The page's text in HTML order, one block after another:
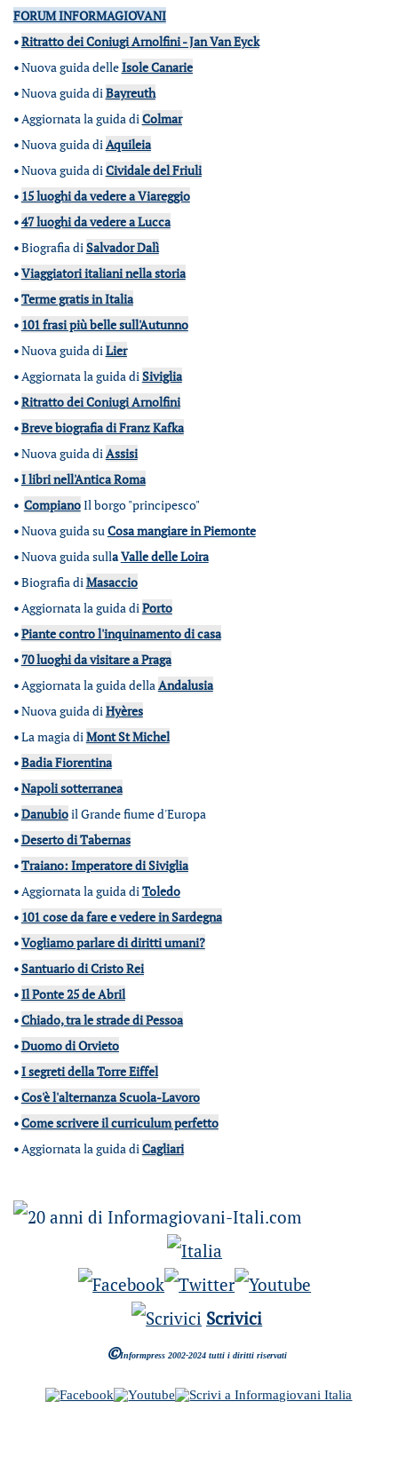
FORUM INFORMAGIOVANI
•Ritratto dei Coniugi Arnolfini - Jan Van Eyck
•Nuova guida delleIsole Canarie
•Nuova guida diBayreuth
•Aggiornata la guida diColmar
•Nuova guida diAquileia
•Nuova guida diCividale del Friuli
• 15 luoghi da vedere a Viareggio
•47 luoghi da vedere a Lucca
•Biografia diSalvador Dalì
•Viaggiatori italiani nella storia
•Terme gratis in Italia
• 101 frasi più belle sull'Autunno
•Nuova guida diLier
•Aggiornata la guida diSiviglia
•Ritratto dei Coniugi Arnolfini
•Breve biografia di Franz Kafka
•Nuova guida diAssisi
•I libri nell'Antica Roma
• CompianoIl borgo "principesco"
•Nuova guida suCosa mangiare in Piemonte
•Nuova guida sullaValle delle Loira
•Biografia diMasaccio
•Aggiornata la guida diPorto
•Piante contro l'inquinamento di casa
• 70 luoghi da visitare a Praga
•Aggiornata la guida dellaAndalusia
•Nuova guida diHyères
•La magia diMont St Michel
•Badia Fiorentina
•Napoli sotterranea
•Danubioil Grande fiume d'Europa
•Deserto di Tabernas
•Traiano: Imperatore di Siviglia
•Aggiornata la guida diToledo
• 101 cose da fare e vedere in Sardegna
•Vogliamo parlare di diritti umani?
•Santuario di Cristo Rei
•Il Ponte 25 de Abril
•Chiado, tra le strade di Pessoa
•Duomo di Orvieto
•I segreti della Torre Eiffel
•Cos'è l'alternanza Scuola-Lavoro
•Come scrivere il curriculum perfetto
•Aggiornata la guida diCagliari
Scrivici
©Informpress 2002-2024 tutti i diritti riservati